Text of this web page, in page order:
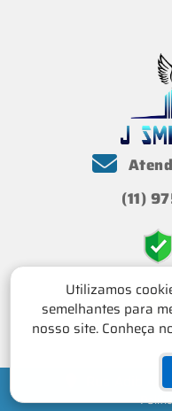
Utilizamos
semelhantes para
nosso site. Conheça
(11)
Rua Adib